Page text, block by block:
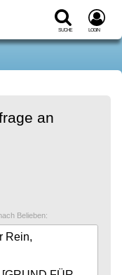
Suche Login
an
Belieben: